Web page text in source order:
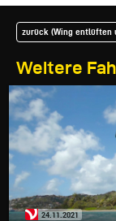
Weitere
zurück (Wing entlüften
24.11.2021